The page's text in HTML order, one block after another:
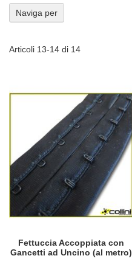
Articoli 13-14 di 14
Fettuccia Accoppiata con
Gancetti ad Uncino (al metro)
Naviga per